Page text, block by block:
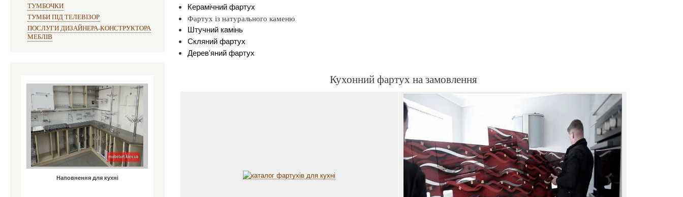
Керамічний фартух
Фартух із натурального каменю
Штучний камінь
Скляний фартух
Дерев'яний фартух
Кухонний фартух на замовлення
ТУМБОЧКИ
ТУМБИ ПІД ТЕЛЕВІЗОР
ПОСЛУГИ ДИЗАЙНЕРА-КОНСТРУКТОРА
МЕБЛІВ
Наповнення для кухні